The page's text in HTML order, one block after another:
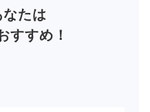
たは
すすめ！